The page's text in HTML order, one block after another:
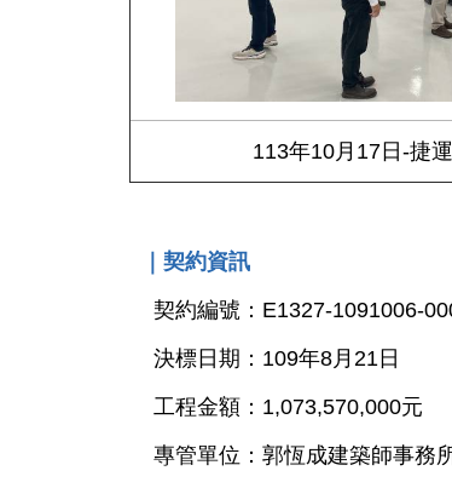
113年10月17日-捷
｜契約資訊
契約編號：E1327-1091006-
決標日期：109年8月21日
工程金額：1,073,570,000元
專管單位：郭恆成建築師事務